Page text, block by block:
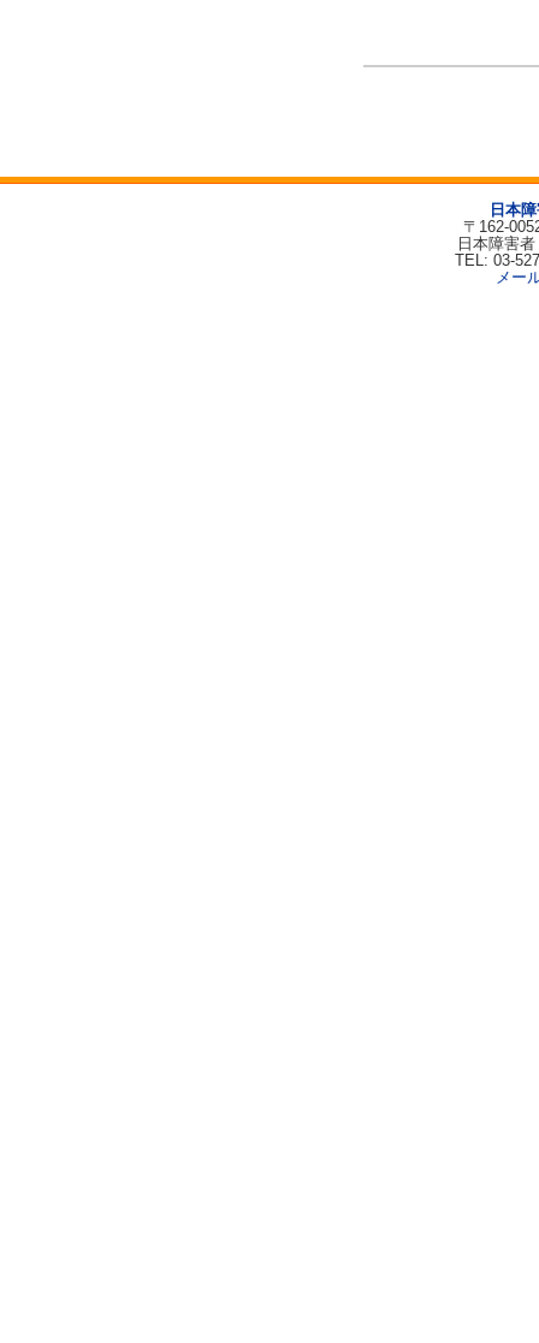
日本
〒162-
日本障害
TEL: 03-
メー